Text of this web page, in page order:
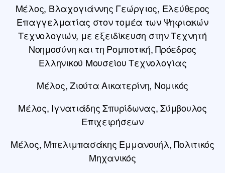
Μέλος, Βλαχογιάννης Γεώργιος, Ελεύθερος
Επαγγελματίας στον τομέα των Ψηφιακών
Τεχνολογιών, με εξειδίκευση στην Τεχνητή
Νοημοσύνη και τη Ρομποτική, Πρόεδρος
Ελληνικού Μουσείου Τεχνολογίας
Μέλος, Ζιούτα Αικατερίνη, Νομικός
Μέλος, Ιγνατιάδης Σπυρίδωνας, Σύμβουλος
Επιχειρήσεων
Μέλος, Μπελιμπασάκης Εμμανουήλ, Πολιτικός
Μηχανικός